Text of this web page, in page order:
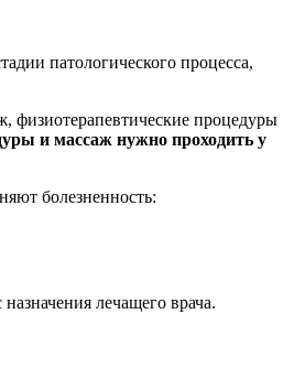
патологического процесса,
физиотерапевтические процедуры
и массаж нужно проходить у
болезненность:
лечащего врача.